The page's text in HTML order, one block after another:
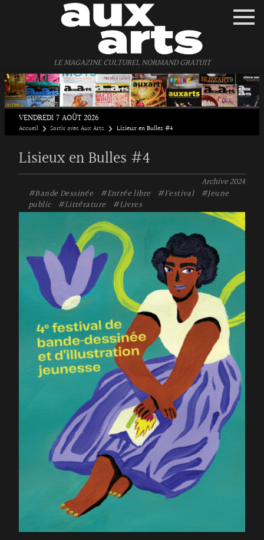
LE MAGAZINE CULTUREL NORMAND GRATUIT
VENDREDI 7 AOÛT 2026
Accueil Sortir avec Aux Arts Lisieux en Bulles #4
Lisieux en Bulles #4
Archive2024
#Bande Dessinée
#Entrée libre #Festival
#Jeune
public
#Littérature #Livres
Panneau de gestion des cookies